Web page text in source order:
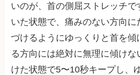
いのが、首の側屈ストレッチで
いた状態で、痛みのない方向に
づけるようにゆっくりと首を傾
る方向には絶対に無理に傾けな
けた状態で5〜10秒キープし、